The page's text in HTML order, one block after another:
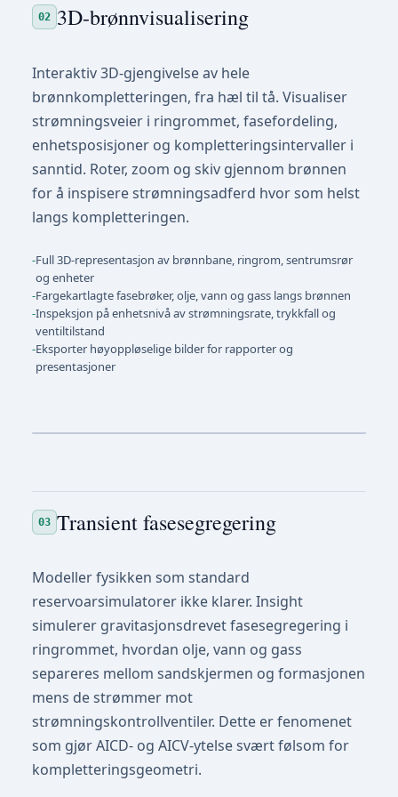
02 3D-brønnvisualisering
Interaktiv 3D-gjengivelse av hele
brønnkompletteringen, fra hæl til tå. Visualiser
strømningsveier i ringrommet, fasefordeling,
enhetsposisjoner og kompletteringsintervaller i
sanntid. Roter, zoom og skiv gjennom brønnen
for å inspisere strømningsadferd hvor som helst
langs kompletteringen.
-Full 3D-representasjon av brønnbane, ringrom, sentrumsrør
og enheter
-Fargekartlagte fasebrøker, olje, vann og gass langs brønnen
-Inspeksjon på enhetsnivå av strømningsrate, trykkfall og
ventiltilstand
-Eksporter høyoppløselige bilder for rapporter og
presentasjoner
03 Transient fasesegregering
Modeller fysikken som standard
reservoarsimulatorer ikke klarer. Insight
simulerer gravitasjonsdrevet fasesegregering i
ringrommet, hvordan olje, vann og gass
separeres mellom sandskjermen og formasjonen
mens de strømmer mot
strømningskontrollventiler. Dette er fenomenet
som gjør AICD- og AICV-ytelse svært følsom for
kompletteringsgeometri.